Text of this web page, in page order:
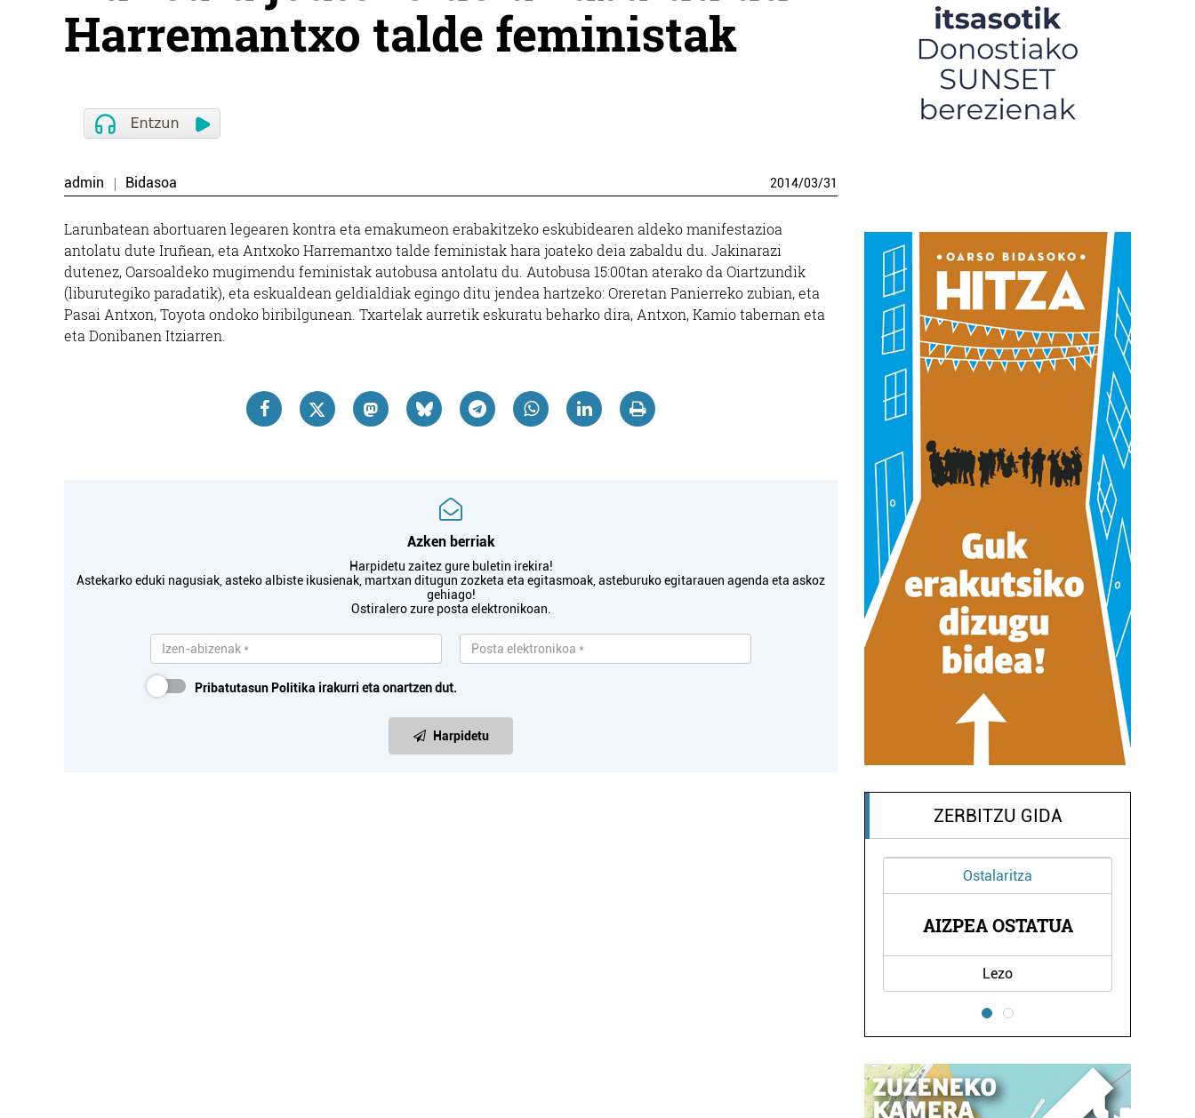
Harremantxo talde feministak
admin Bidasoa 2014/03/31
Larunbatean abortuaren legearen kontra eta emakumeon erabakitzeko eskubidearen aldeko manifestazioa
antolatu dute Iruñean, eta Antxoko Harremantxo talde feministak hara joateko deia zabaldu du. Jakinarazi
dutenez, Oarsoaldeko mugimendu feministak autobusa antolatu du. Autobusa 15:00tan aterako da Oiartzundik
(liburutegiko paradatik), eta eskualdean geldialdiak egingo ditu jendea hartzeko: Oreretan Panierreko zubian, eta
Pasai Antxon, Toyota ondoko biribilgunean. Txartelak aurretik eskuratu beharko dira, Antxon, Kamio tabernan eta
eta Donibanen Itziarren.
Azken berriak
Harpidetu zaitez gure buletin irekira!
Astekarko eduki nagusiak, asteko albiste ikusienak, martxan ditugun zozketa eta egitasmoak, asteburuko egitarauen agenda eta askoz
gehiago!
Ostiralero zure posta elektronikoan.
Pribatutasun Politika irakurri eta onartzen dut.
Harpidetu
ZERBITZU GIDA
Ikastetxeak
LEZO HERRI ESKOLA